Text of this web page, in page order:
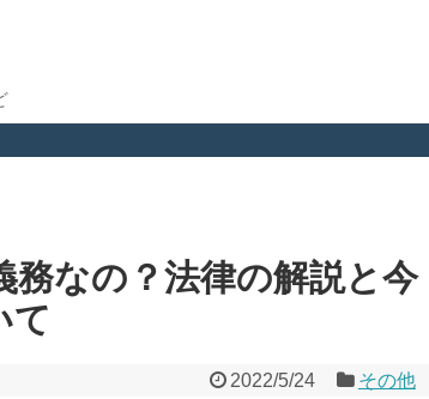
務なの？法律の解説と今
て
2022/5/24 その他